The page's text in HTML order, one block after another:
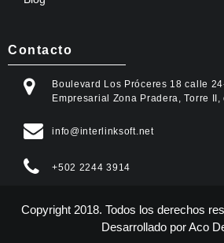
Contacto
Boulevard Los Próceres 18 calle
Empresarial Zona Pradera, Torre
info@interlinksoft.net
+502 2244 3914
Copyright 2018. Todos los derechos
Desarrollado porAco